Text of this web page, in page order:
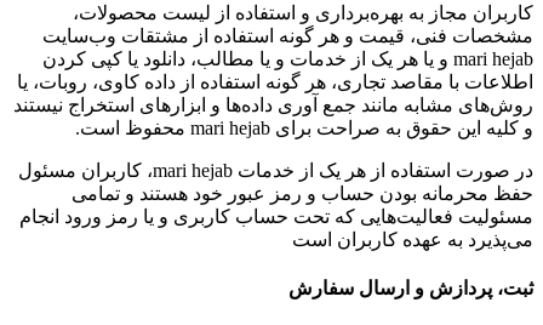
کاربران مجاز به بهره‌‏برداری و استفاده از لیست محصولات،
مشخصات فنی، قیمت و هر گونه استفاده از مشتقات وب‏‌سایت
mari hejab و یا هر یک از خدمات و یا مطالب، دانلود یا کپی کردن
اطلاعات با مقاصد تجاری، هر گونه استفاده از داده کاوی، روبات، یا
روش‌‏های مشابه مانند جمع آوری داده‌‏ها و ابزارهای استخراج نیستند
و کلیه این حقوق به صراحت برای mari hejab محفوظ است.
در صورت استفاده از هر یک از خدمات mari hejab، کاربران مسئول
حفظ محرمانه بودن حساب و رمز عبور خود هستند و تمامی
مسئولیت فعالیت‌‏هایی که تحت حساب کاربری و یا رمز ورود انجام
می‏‌پذیرد به عهده کاربران است
ثبت، پردازش و ارسال سفارش